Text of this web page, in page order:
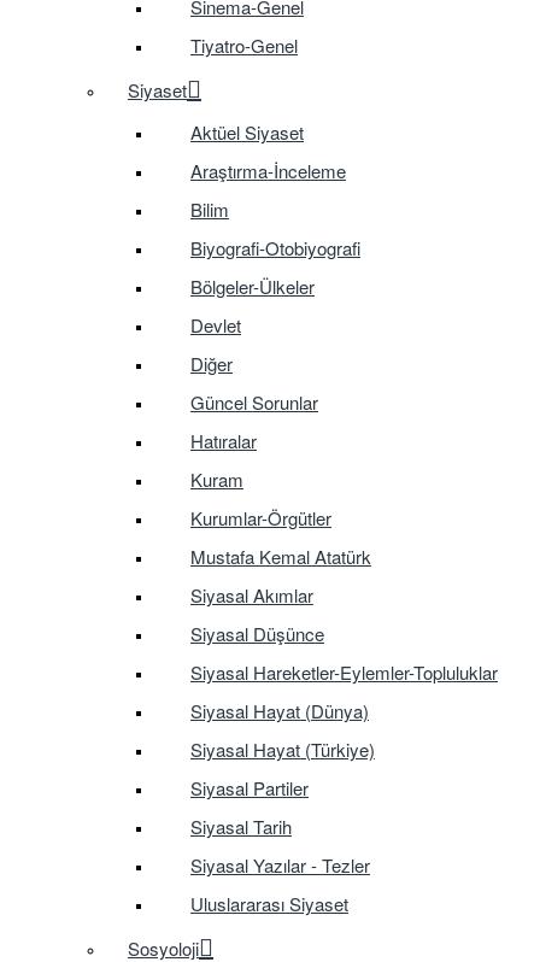
Sinema-Genel
Tiyatro-Genel
Siyaset
Aktüel Siyaset
Araştırma-İnceleme
Bilim
Biyografi-Otobiyografi
Bölgeler-Ülkeler
Devlet
Diğer
Güncel Sorunlar
Hatıralar
Kuram
Kurumlar-Örgütler
Mustafa Kemal Atatürk
Siyasal Akımlar
Siyasal Düşünce
Siyasal Hareketler-Eylemler-Topluluklar
Siyasal Hayat (Dünya)
Siyasal Hayat (Türkiye)
Siyasal Partiler
Siyasal Tarih
Siyasal Yazılar - Tezler
Uluslararası Siyaset
Sosyoloji